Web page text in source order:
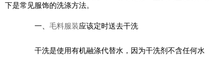
下是常见服饰的洗涤方法。
一、 毛料服装应该定时送去干洗
干洗是使用有机融涤代替水，因为干洗剂不含任何水